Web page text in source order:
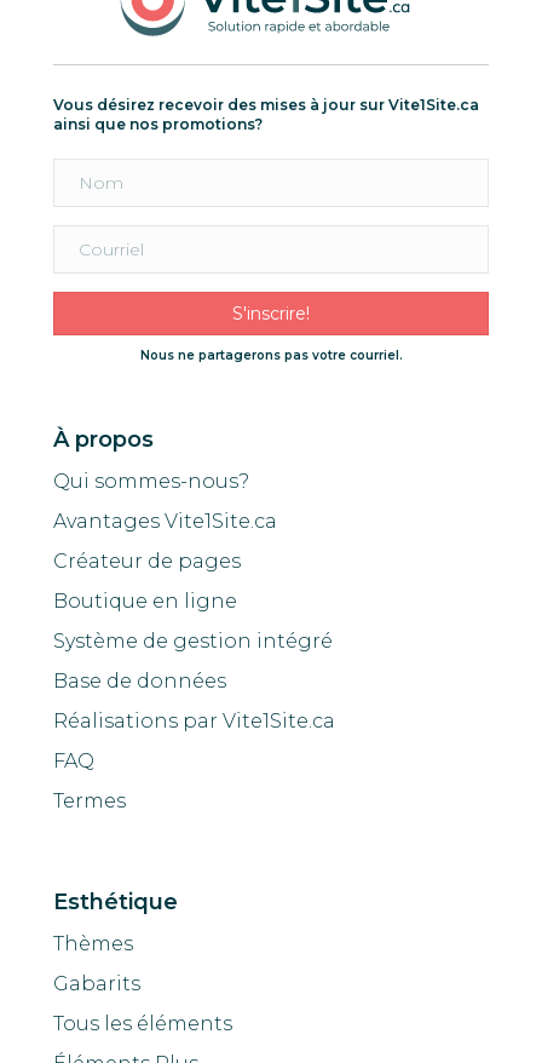
Vous désirez recevoir des mises à jour sur Vite1Site.ca
ainsi que nos promotions?
S'inscrire!
Nous ne partagerons pas votre courriel.
À propos
Qui sommes-nous?
Avantages Vite1Site.ca
Créateur de pages
Boutique en ligne
Système de gestion intégré
Base de données
Réalisations par Vite1Site.ca
FAQ
Termes
Esthétique
Thèmes
Gabarits
Tous les éléments